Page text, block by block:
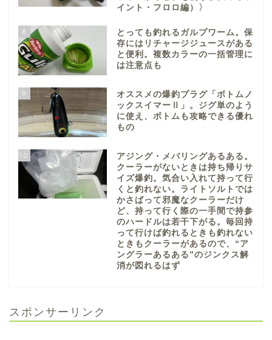
イント・フロロ編）〉
8
とっても釣れるガルプワーム。保
存にはリチャージジュースがある
と便利。複数カラーの一括管理に
は注意点も
9
オススメの爆釣プラグ「ボトムノ
ックスイマーⅡ」。ジグ単のよう
に使え、ボトムも攻略できる優れ
もの
10
アジング・メバリングあるある。
クーラーがないときは持ち帰りサ
イズ爆釣。気合い入れて持って行
くと釣れない。ライトソルトでは
かさばって邪魔なクーラーだけ
ど、持って行く際の一手間で持参
のハードルは若干下がる。毎回持
って行けば釣れるときも釣れない
ときもクーラーがあるので、“ア
ングラーあるある”のジンクス解
消が図れるはず
スポンサーリンク